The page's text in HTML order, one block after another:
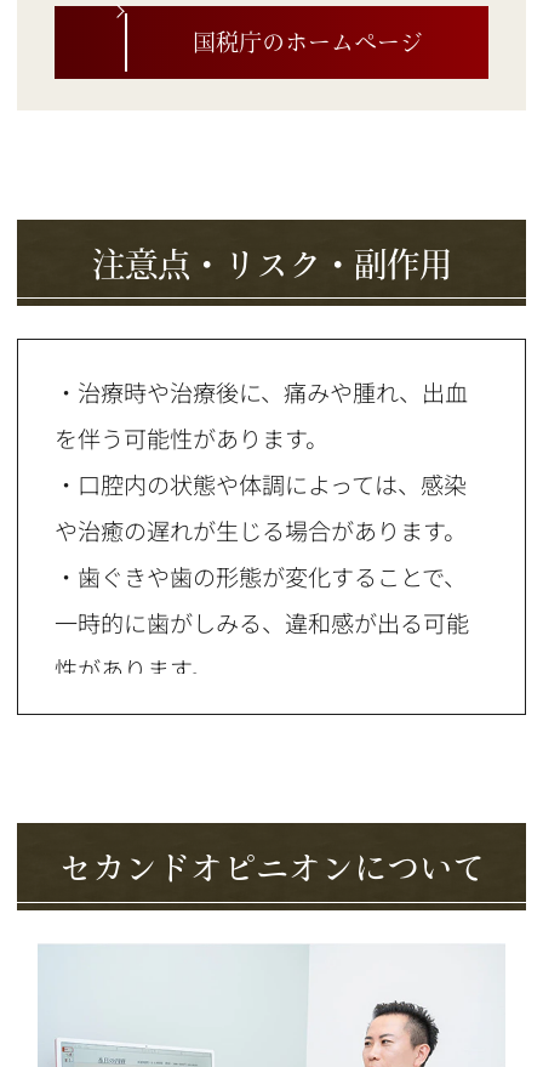
国税庁のホームページ
注意点・リスク・副作用
・治療時や治療後に、痛みや腫れ、出血
を伴う可能性があります。
・口腔内の状態や体調によっては、感染
や治癒の遅れが生じる場合があります。
・歯ぐきや歯の形態が変化することで、
一時的に歯がしみる、違和感が出る可能
性があります。
・歯ぐきや骨の状態、体質などの個人差
・経過によっては、追加の処置や再治療
が必要になる場合があります。
セカンドオピニオンについて